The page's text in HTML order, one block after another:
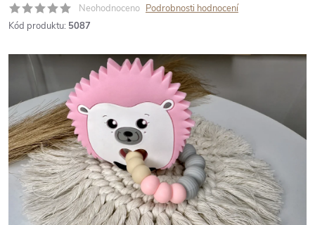
Neohodnoceno Podrobnosti hodnocení
Kód produktu: 5087